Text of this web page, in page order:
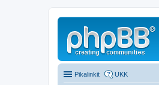
Pikalinkit UKK